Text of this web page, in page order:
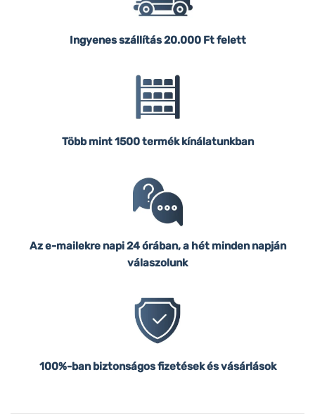
Ingyenes szállítás20.000 Ft felett
Több mint 1500 termék kínálatunkban
Az e-mailekre napi 24 órában, a hét minden napján
válaszolunk
100%-ban biztonságos fizetések és vásárlások